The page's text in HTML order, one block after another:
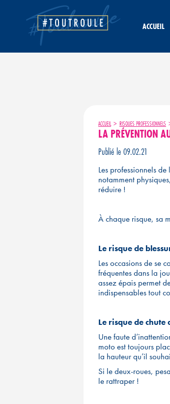
ACCUEIL
ACCUEIL > RISQUES PROFESSIONNELS
LA PRÉVENTION
Publié le 09.02.21
Les professionnels
notamment
réduire !
À chaque risque, sa
Le risque de
Les occasions de se
fréquentes dans la
assez épais permet
indispensables tout
Le risque de chute
Une faute
moto est toujours
la hauteur qu’il
Si le deux-roues,
le rattraper !